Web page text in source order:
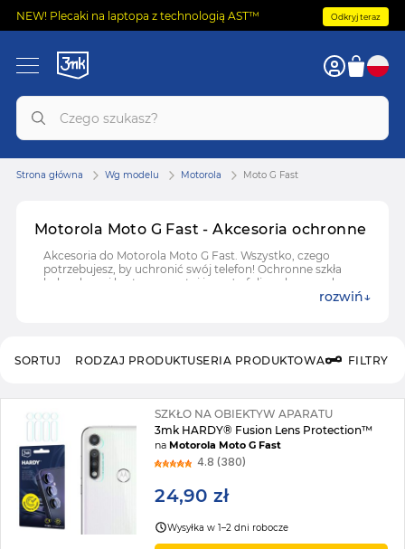
NEW! Plecaki na laptopa z technologią AST™ Odkryj teraz
Motorola Moto G Fast - Akcesoria ochronne
Akcesoria do Motorola Moto G Fast. Wszystko, czego
potrzebujesz, by uchronić swój telefon! Ochronne szkła
hybrydowe i hartowane, etui i case'y, folie ochronne do
rozwiń
Strona główna Wg modelu Motorola Moto G Fast
RODZAJ PRODUKTUSERIA PRODUKTOWA FILTRY
SORTUJ
SZKŁO NA OBIEKTYW APARATU
3mk HARDY® Fusion Lens Protection™
naMotorola Moto G Fast
4.8 (380)
24,90 zł
Wysyłka w 1–2 dni robocze